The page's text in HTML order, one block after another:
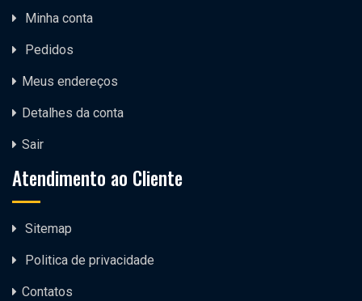
Minha conta
Pedidos
Meus endereços
Detalhes da conta
Sair
Atendimento ao Cliente
Sitemap
Politica de privacidade
Contatos